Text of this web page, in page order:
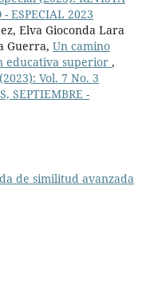
ESPECIAL 2023
Elva Gioconda Lara
Guerra, Un camino
educativa superior ,
Vol. 7 No. 3
SEPTIEMBRE -
de similitud avanzada